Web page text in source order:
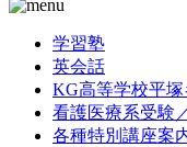
学習塾
英会話
KG高等学校平塚
看護医療系受験
各種特別講座案